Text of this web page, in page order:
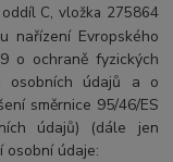
C, vložka 275864
nařízení Evropského
o ochraně fyzických
osobních údajů a o
směrnice 95/46/ES
údajů) (dále jen
osobní údaje: